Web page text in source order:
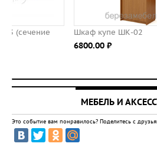
Шкаф купе ШК-02
МЕБЕЛЬ И
Это событие вам понравилось? Поделитесь с